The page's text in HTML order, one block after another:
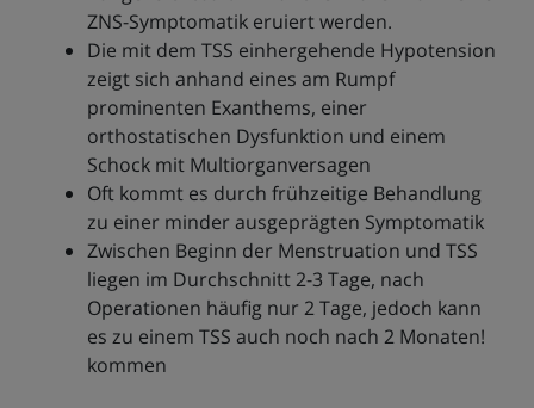
ZNS-Symptomatik eruiert werden.
Die mit dem TSS einhergehende Hypotension
zeigt sich anhand eines am Rumpf
prominenten Exanthems, einer
orthostatischen Dysfunktion und einem
Schock mit Multiorganversagen
Oft kommt es durch frühzeitige Behandlung
zu einer minder ausgeprägten Symptomatik
Zwischen Beginn der Menstruation und TSS
liegen im Durchschnitt 2-3 Tage, nach
Operationen häufig nur 2 Tage, jedoch kann
es zu einem TSS auch noch nach 2 Monaten!
kommen